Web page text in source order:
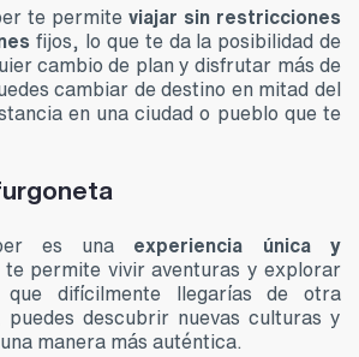
te permite viajar sin restricciones
fijos, lo que te da la posibilidad de
cambio de plan y disfrutar más de
cambiar de destino en mitad del
en una ciudad o pueblo que te
es una experiencia única y
te permite vivir aventuras y explorar
que difícilmente llegarías de otra
puedes descubrir nuevas culturas y
manera más auténtica.